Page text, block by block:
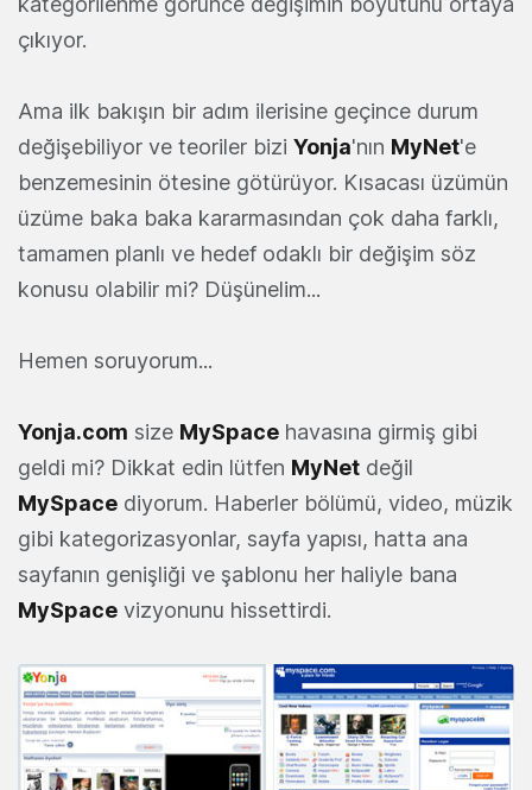
çıkıyor.
Ama ilk bakışın bir adım ilerisine geçince durum
değişebiliyor ve teoriler bizi Yonja'nın MyNet'e
benzemesinin ötesine götürüyor. Kısacası üzümün
üzüme baka baka kararmasından çok daha farklı,
tamamen planlı ve hedef odaklı bir değişim söz
konusu olabilir mi? Düşünelim...
Hemen soruyorum...
Yonja.com size MySpace havasına girmiş gibi
geldi mi? Dikkat edin lütfen MyNet değil
MySpace diyorum. Haberler bölümü, video, müzik
gibi kategorizasyonlar, sayfa yapısı, hatta ana
sayfanın genişliği ve şablonu her haliyle bana
MySpace vizyonunu hissettirdi.